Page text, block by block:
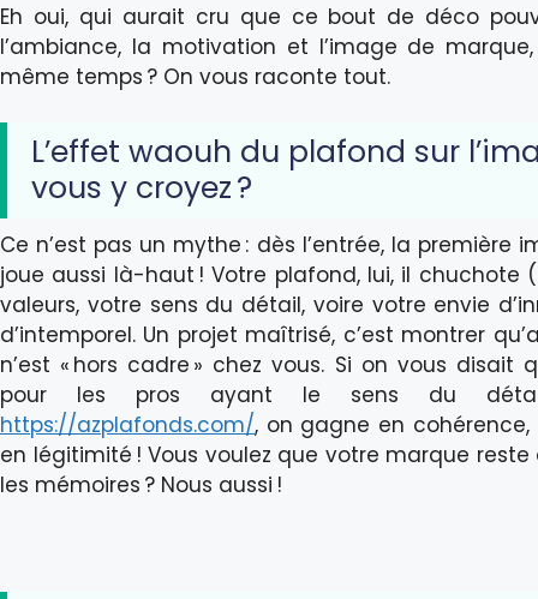
Eh oui, qui aurait cru que ce bout de déco
l’ambiance, la motivation et l’image de
même temps ? On vous raconte tout.
L’effet waouh du plafond sur
vous y croyez ?
Ce n’est pas un mythe : dès l’entrée, la première
joue aussi là-haut ! Votre plafond, lui, il chuchote
valeurs, votre sens du détail, voire votre envie
d’intemporel. Un projet maîtrisé, c’est montrer
n’est « hors cadre » chez vous. Si on vous disait
pour les pros ayant le sens du
https://azplafonds.com/, on gagne en
en légitimité ! Vous voulez que votre marque
les mémoires ? Nous aussi !